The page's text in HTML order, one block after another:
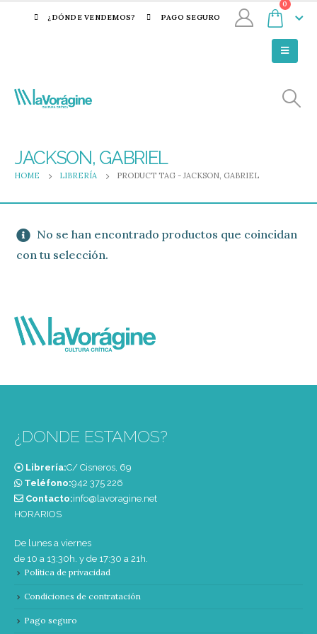
¿DÓNDE VENDEMOS? PAGO SEGURO
0
JACKSON, GABRIEL
HOME LIBRERÍA PRODUCT TAG - JACKSON, GABRIEL
No se han encontrado productos que coincidan
con tu selección.
¿DONDE ESTAMOS?
Librería:C/ Cisneros, 69
Teléfono:‭942 375 226‬
Contacto:info@lavoragine.net
HORARIOS
De lunes a viernes
de 10 a 13:30h. y de 17:30 a 21h.
Política de privacidad
Condiciones de contratación
Pago seguro